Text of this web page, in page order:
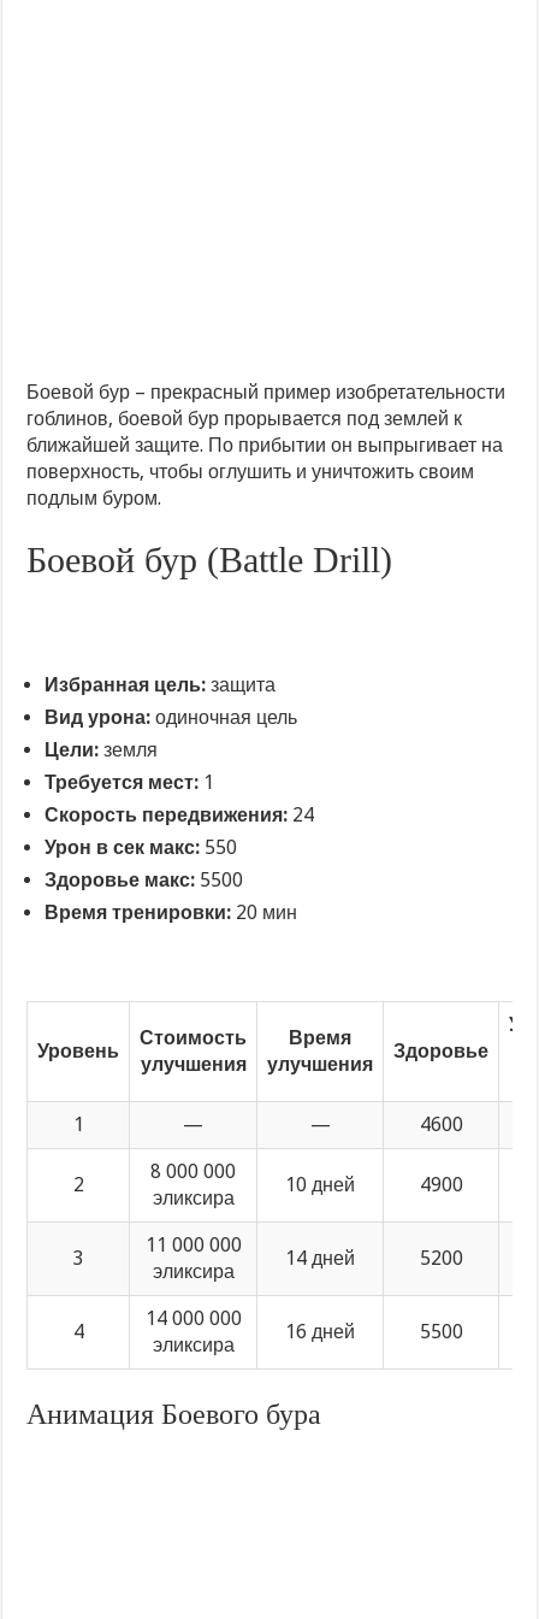
Боевой бур – прекрасный пример изобретательности
гоблинов, боевой бур прорывается под землей к
ближайшей защите. По прибытии он выпрыгивает на
поверхность, чтобы оглушить и уничтожить своим
подлым буром.
Боевой бур (Battle Drill)
Избранная цель: защита
Вид урона: одиночная цель
Цели: земля
Требуется мест: 1
Скорость передвижения: 24
Урон в сек макс: 550
Здоровье макс: 5500
Время тренировки: 20 мин
Уровень
Стоимость
улучшения
Время
улучшения
Здоровье
1 — — 4600
2
8 000 000
эликсира
10 дней 4900
3
11 000 000
эликсира
14 дней 5200
4
14 000 000
эликсира
16 дней 5500
Анимация Боевого бура